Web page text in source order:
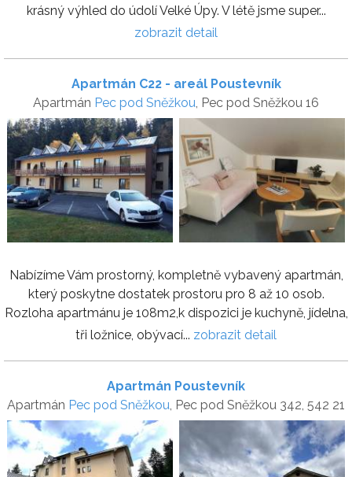
krásný výhled do údolí Velké Úpy. V létě jsme super...
zobrazit detail
Apartmán C22 - areál Poustevník
Apartmán Pec pod Sněžkou , Pec pod Sněžkou 16
Nabízíme Vám prostorný, kompletně vybavený apartmán,
který poskytne dostatek prostoru pro 8 až 10 osob.
Rozloha apartmánu je 108m2,k dispozici je kuchyně, jídelna,
tři ložnice, obývací... zobrazit detail
Apartmán Poustevník
Apartmán Pec pod Sněžkou, Pec pod Sněžkou 342, 542 21